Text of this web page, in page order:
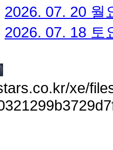
2026. 07. 20 월
2026. 07. 18 토